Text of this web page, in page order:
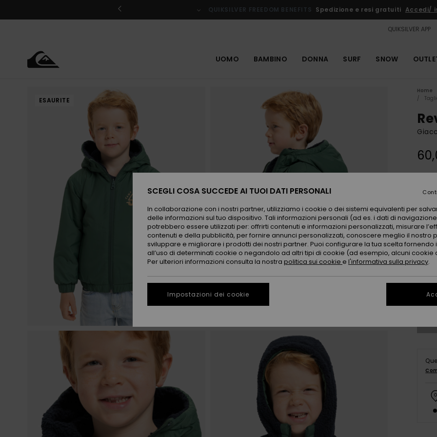
prodotto
QUIKSILVER FREEDOM BENEFITS Spedizione e resi gratuiti Accedi/
QUIKSILVER APP
UOMO BAMBINO DONNA SURF SNOW
ESAURITE
Home
SCEGLI COSA SUCCEDE AI TUOI DATI PERSONALI
In collaborazione con i nostri partner, utilizziamo i cookie o dei sistemi equivalenti per
delle informazioni sul tuo dispositivo. Tali informazioni personali (ad es. i dati di
potrebbero essere utilizzati per: offrirti contenuti e informazioni personalizzati, misurare
contenuti e della pubblicità, per fornire annunci personalizzati, conoscere meglio il nostro
sviluppare e migliorare i prodotti dei nostri partner. Puoi configurare la tua scelta fornendo
all’uso di determinati cookie o negandolo ad altri tipi di cookie (ad esempio, alcuni cookie
Per ulteriori informazioni consulta la nostra politica sui cookie e l'informativa sulla privacy.
Impostazioni dei cookie